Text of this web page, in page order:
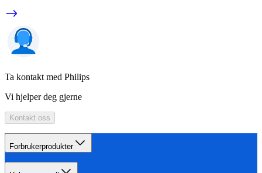
Ta kontakt med Philips
Vi hjelper deg gjerne
Kontakt oss
Forbrukerprodukter